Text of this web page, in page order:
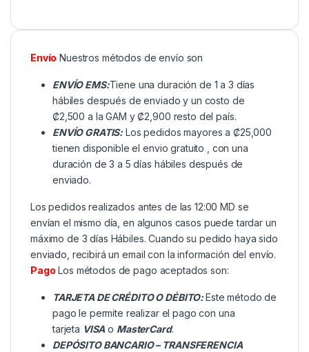
Envío Nuestros métodos de envío son
ENVÍO EMS:Tiene una duración de 1 a 3 días
hábiles después de enviado y un costo de
₡2,500 a la GAM y ₡2,900 resto del país.
ENVÍO GRATIS: Los pedidos mayores a ₡25,000
tienen disponible el envio gratuito , con una
duración de 3 a 5 días hábiles después de
enviado.
Los pedidos realizados antes de las 12:00 MD se
envían el mismo día, en algunos casos puede tardar un
máximo de 3 días Hábiles. Cuando su pedido haya sido
enviado, recibirá un email con la información del envío.
Pago Los métodos de pago aceptados son:
TARJETA DE CRÉDITO O DÉBITO:Este método de
pago le permite realizar el pago con una
tarjeta VISA o MasterCard.
DEPÓSITO BANCARIO – TRANSFERENCIA